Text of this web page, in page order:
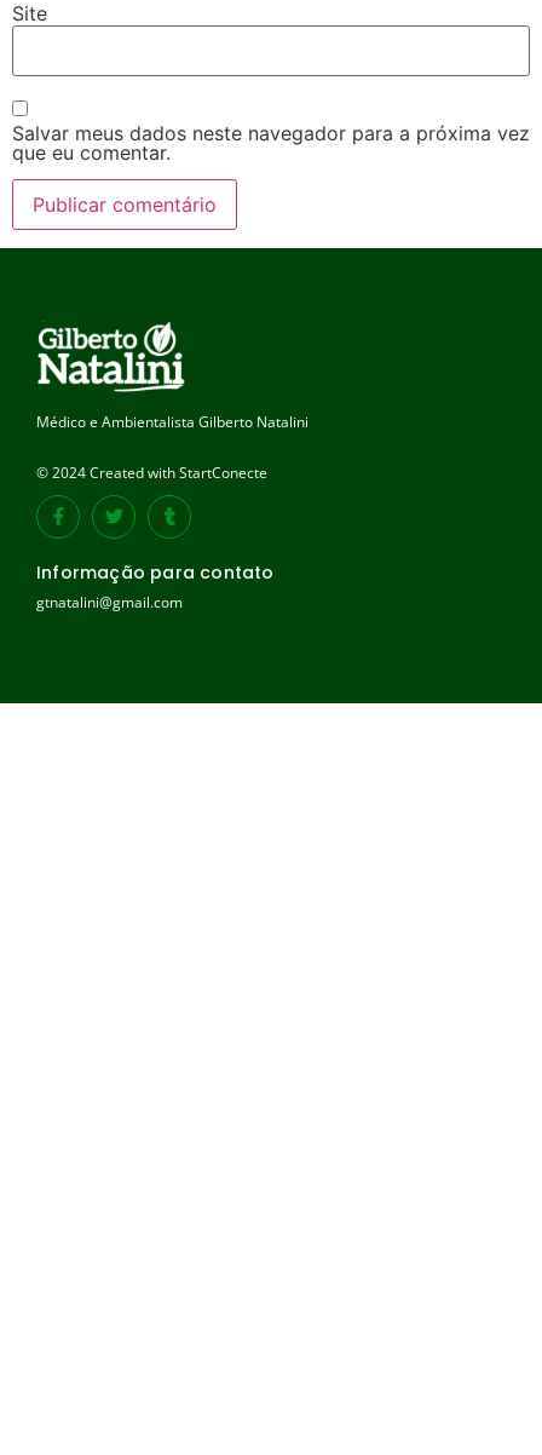
Site
Salvar meus dados neste navegador para a próxima vez
que eu comentar.
Médico e Ambientalista Gilberto Natalini
© 2024 Created with StartConecte
Informação para contato
gtnatalini@gmail.com